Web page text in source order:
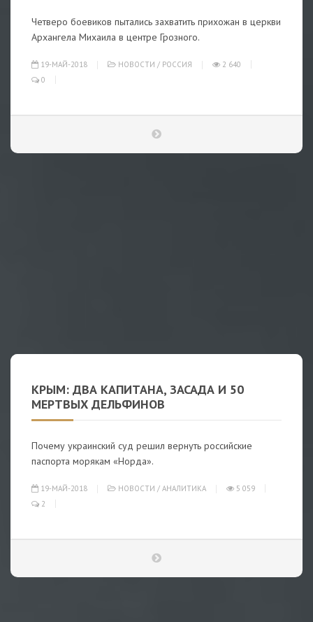
Четверо боевиков пытались захватить прихожан в церкви
Архангела Михаила в центре Грозного.
19-МАЙ-2018 НОВОСТИ / РОССИЯ
2 640
0
КРЫМ: ДВА КАПИТАНА, ЗАСАДА И 50
МЕРТВЫХ ДЕЛЬФИНОВ
Почему украинский суд решил вернуть российские
паспорта морякам «Норда».
19-МАЙ-2018 НОВОСТИ / АНАЛИТИКА
5 059
2